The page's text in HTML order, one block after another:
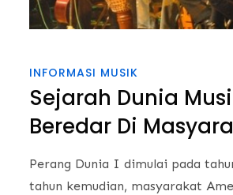
INFORMASI MUSIK
Sejarah Dunia
Beredar Di
Perang Dunia I dimulai pada
tahun kemudian, masyarakat